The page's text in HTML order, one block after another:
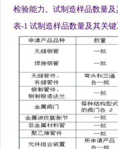
检验能力。试制造样品数量
表-1 试制造样品数量及其关